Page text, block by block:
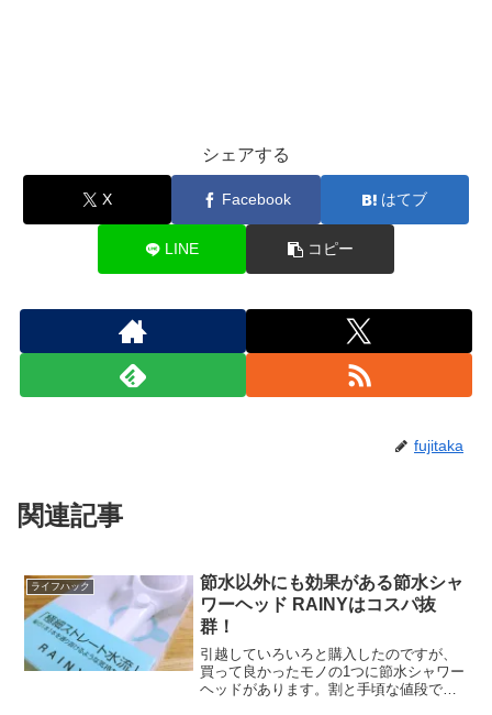
シェアする
X Facebook はてブ
LINE コピー
fujitaka
関連記事
ライフハック
節水以外にも効果がある節水シャ
ワーヘッド RAINYはコスパ抜
群！
引越していろいろと購入したのですが、
買って良かったモノの1つに節水シャワー
ヘッドがあります。割と手頃な値段で購